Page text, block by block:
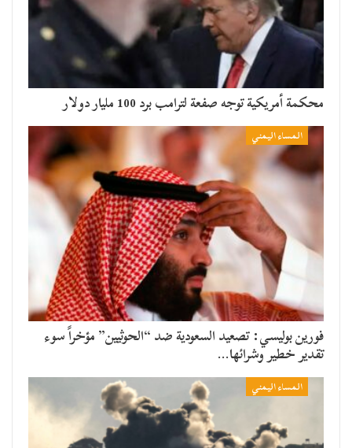
محكمة أمريكية توجه صفعة لترامب برد 100 مليار دولار
المساء اليمني
​فورين بوليسي: تصعيد السعودية ضد “الحوثيين” مؤخراً سوء
تقدير خطير وشرائها…
المساء اليمني